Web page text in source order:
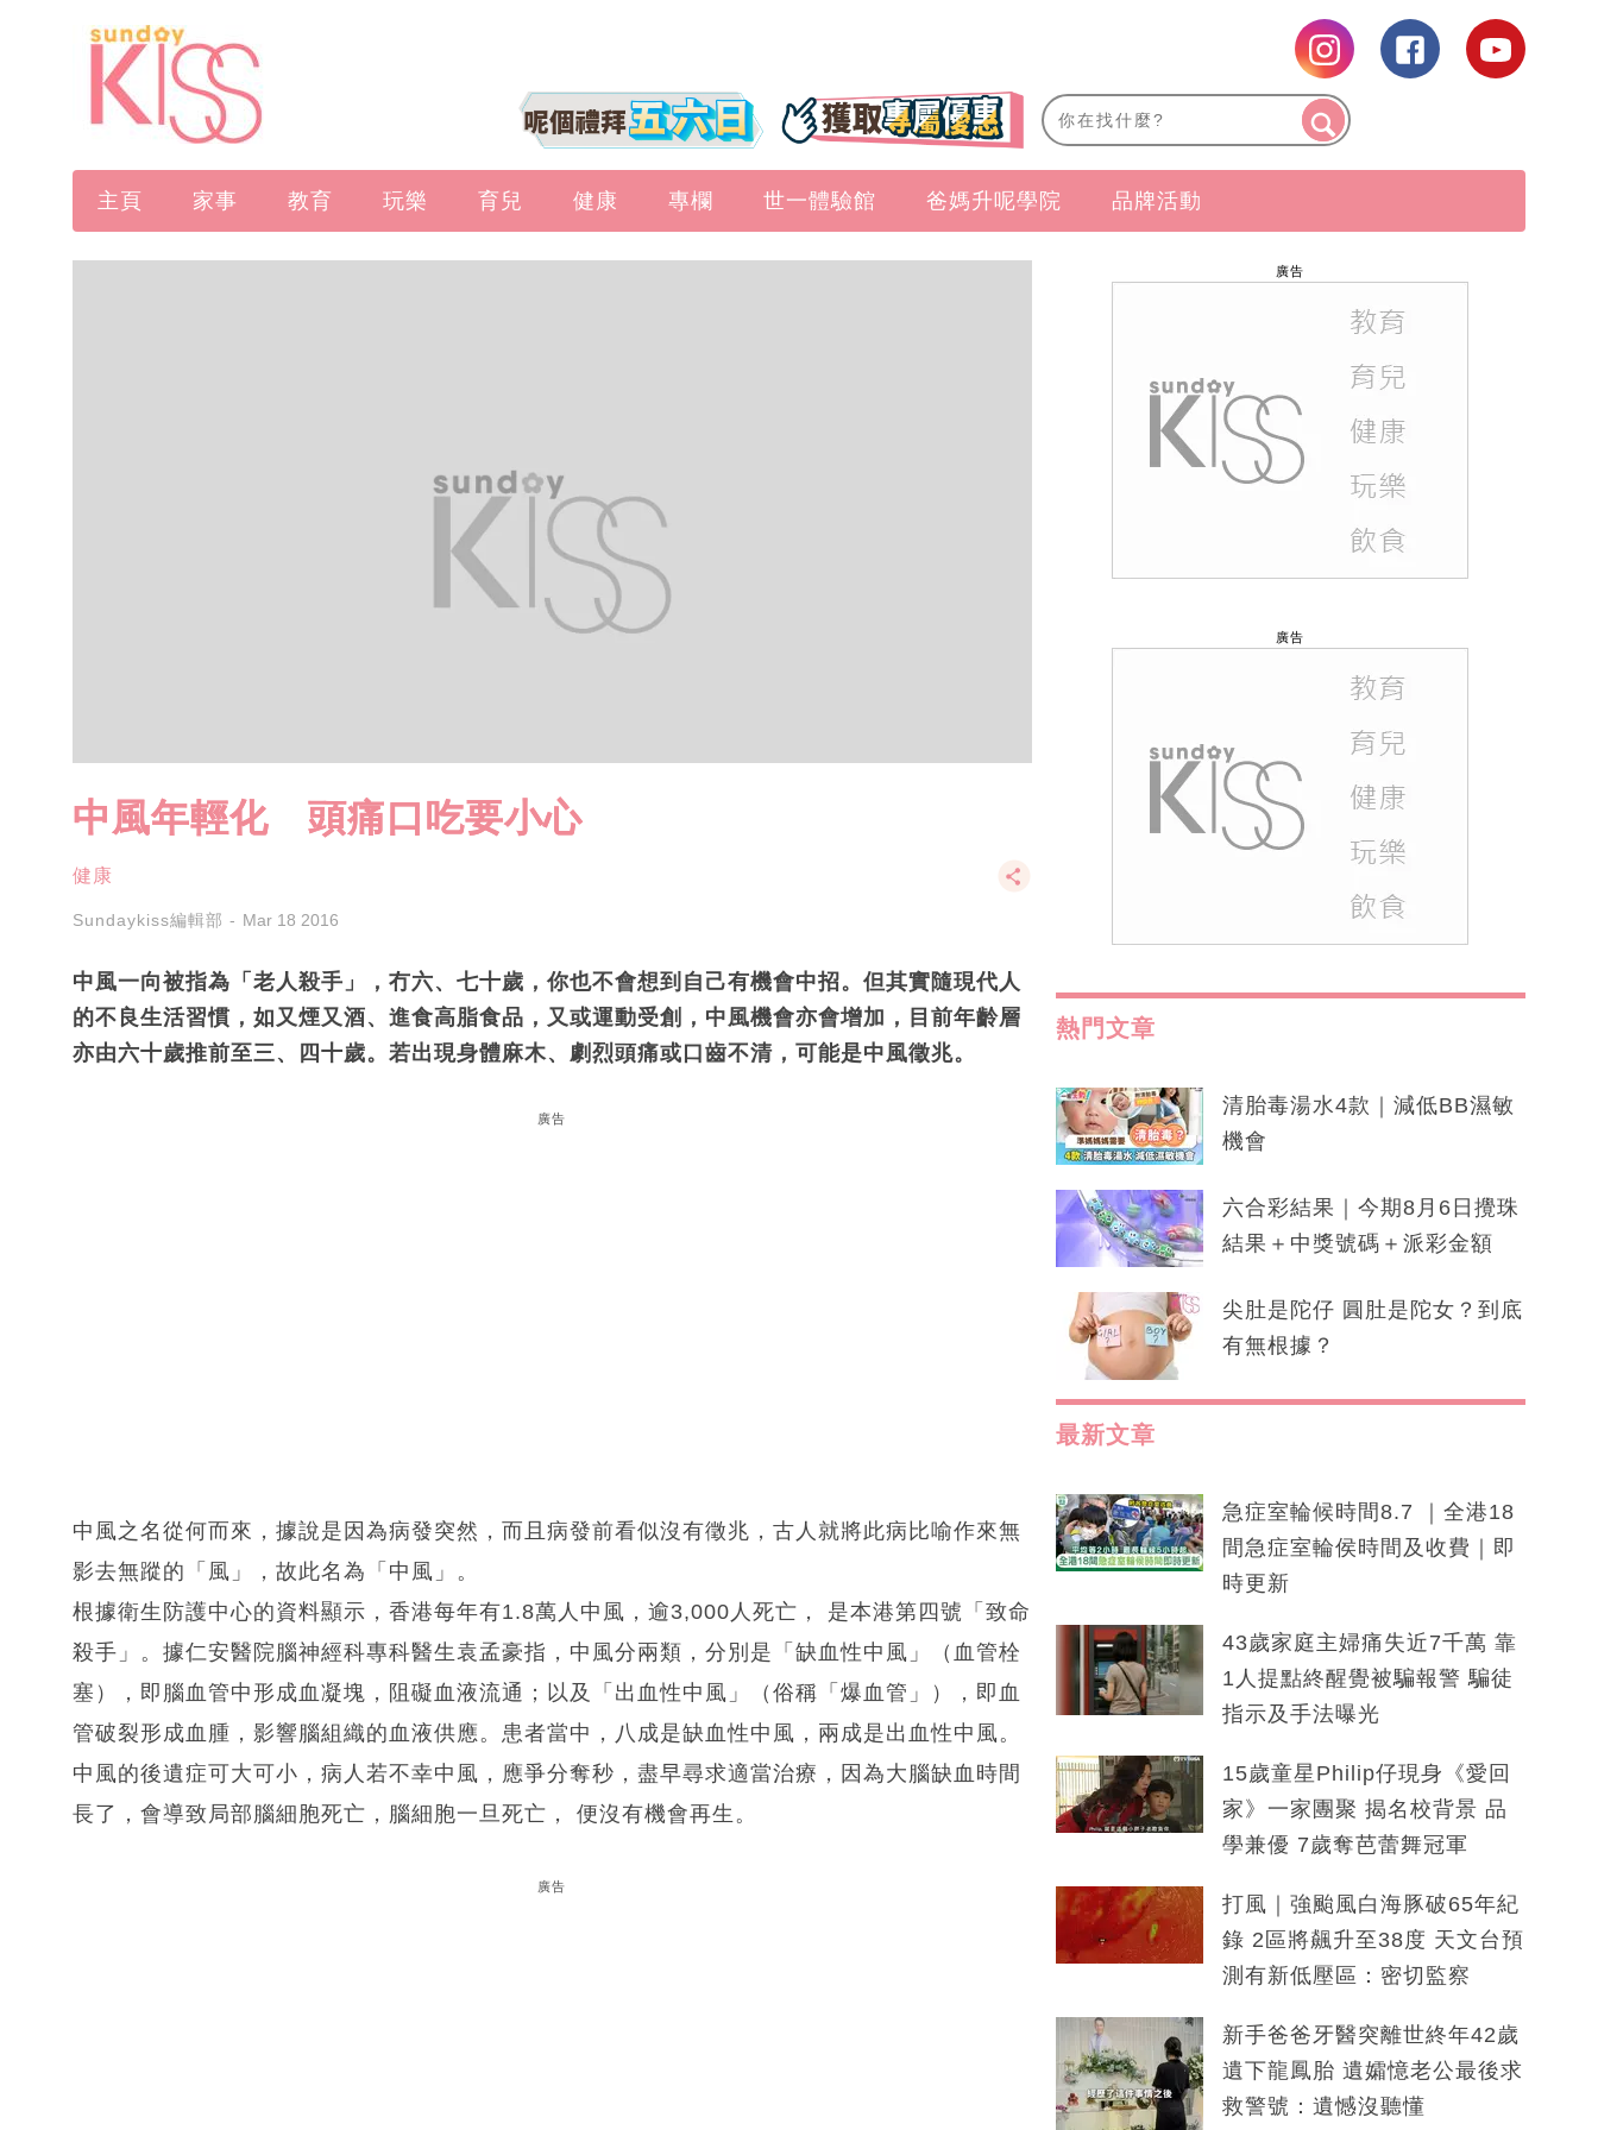
主頁 家事 教育 玩樂 育兒 健康 專欄 世一體驗館 爸媽升呢學院 品牌活動
中風年輕化 頭痛口吃要小心
健康
Sundaykiss編輯部 Mar 18 2016
中風一向被指為「老人殺手」，冇六、七十歲，你也不會想到自己有機會中招。但其實隨現代人
的不良生活習慣，如又煙又酒、進食高脂食品，又或運動受創，中風機會亦會增加，目前年齡層
亦由六十歲推前至三、四十歲。若出現身體麻木、劇烈頭痛或口齒不清，可能是中風徵兆。
廣告
中風之名從何而來，據說是因為病發突然，而且病發前看似沒有徵兆，古人就將此病比喻作來無
影去無蹤的「風」，故此名為「中風」。
根據衛生防護中心的資料顯示，香港每年有1.8萬人中風，逾3,000人死亡， 是本港第四號「致命
殺手」。據仁安醫院腦神經科專科醫生袁孟豪指，中風分兩類，分別是「缺血性中風」（血管栓
塞），即腦血管中形成血凝塊，阻礙血液流通；以及「出血性中風」（俗稱「爆血管」），即血
管破裂形成血腫，影響腦組織的血液供應。患者當中，八成是缺血性中風，兩成是出血性中風。
中風的後遺症可大可小，病人若不幸中風，應爭分奪秒，盡早尋求適當治療，因為大腦缺血時間
長了，會導致局部腦細胞死亡，腦細胞一旦死亡， 便沒有機會再生。
廣告
廣告
廣告
熱門文章
清胎毒湯水4款｜減低BB濕敏
機會
六合彩結果｜今期8月6日攪珠
結果＋中獎號碼＋派彩金額
尖肚是陀仔 圓肚是陀女？到底
有無根據？
最新文章
急症室輪候時間8.7 ｜全港18
間急症室輪侯時間及收費｜即
時更新
43歲家庭主婦痛失近7千萬 靠
1人提點終醒覺被騙報警 騙徒
指示及手法曝光
15歲童星Philip仔現身《愛回
家》一家團聚 揭名校背景 品
學兼優 7歲奪芭蕾舞冠軍
打風｜強颱風白海豚破65年紀
錄 2區將飆升至38度 天文台預
測有新低壓區：密切監察
新手爸爸牙醫突離世終年42歲
遺下龍鳳胎 遺孀憶老公最後求
救警號：遺憾沒聽懂